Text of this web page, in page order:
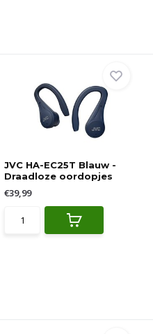
JVC HA-EC25T Blauw -
Draadloze oordopjes
€39,99